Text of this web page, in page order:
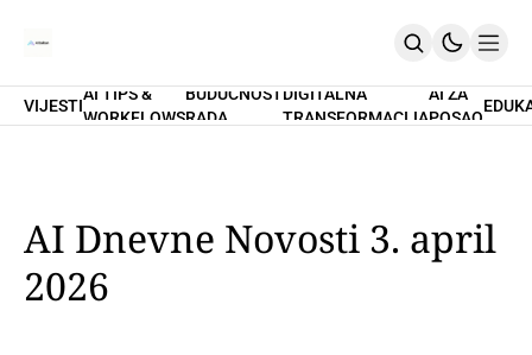
Home
PRETPLATI SE
VIJESTI
AI TIPS &
WORKFLOWS
BUDUĆNOST
RADA
DIGITALNA
TRANSFORMACIJA
AI ZA
POSAO
AI Dnevne Novosti 3. april
2026